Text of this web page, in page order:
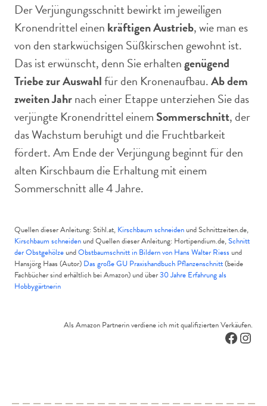
Der Verjüngungsschnitt bewirkt im jeweiligen
Kronendrittel einen kräftigen Austrieb, wie man es
von den starkwüchsigen Süßkirschen gewohnt ist.
Das ist erwünscht, denn Sie erhaltengenügend
Triebe zur Auswahlfür den Kronenaufbau.Ab dem
zweiten Jahrnach einer Etappe unterziehen Sie das
verjüngte Kronendrittel einem Sommerschnitt, der
das Wachstum beruhigt und die Fruchtbarkeit
fördert. Am Ende der Verjüngung beginnt für den
alten Kirschbaum die Erhaltung mit einem
Sommerschnitt alle 4 Jahre.
Quellen dieser Anleitung: Stihl.at, Kirschbaum schneidenund Schnittzeiten.de,
Kirschbaum schneidenund Quellen dieser Anleitung: Hortipendium.de,Schnitt
der ObstgehölzeundObstbaumschnitt in Bildern von Hans Walter Riess und
Hansjörg Haas (Autor) Das große GU Praxishandbuch Pflanzenschnitt(beide
Fachbücher sind erhältlich bei Amazon) und über30 Jahre Erfahrung als
Hobbygärtnerin
Als Amazon Partnerin verdiene ich mit qualifizierten Verkäufen.